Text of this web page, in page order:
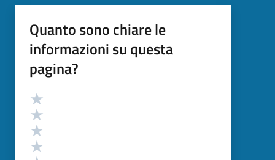
Quanto sono chiare le
informazioni su questa
pagina?
Valutazione